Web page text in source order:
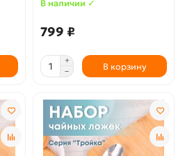
В наличии ✓
799 ₽
В корзину